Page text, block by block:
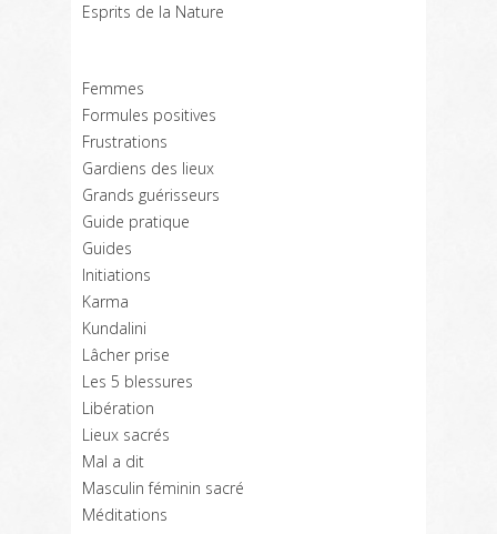
Esprits de la Nature
Femmes
Formules positives
Frustrations
Gardiens des lieux
Grands guérisseurs
Guide pratique
Guides
Initiations
Karma
Kundalini
Lâcher prise
Les 5 blessures
Libération
Lieux sacrés
Mal a dit
Masculin féminin sacré
Méditations